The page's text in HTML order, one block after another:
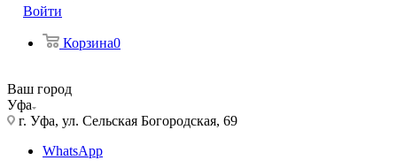
Войти
Корзина0
Ваш город
Уфа
г. Уфа, ул. Сельская Богородская, 69
WhatsApp